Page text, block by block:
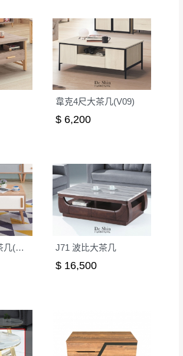
收貨地點搬運過於困難等因素，導致無
本公司除了盡最大努力完成配送外，視
的權利。
的工作安全，賣家無提供吊掛服務，若
他的吊掛方式吊運，費用將由買方自行
組裝、配送的問題，並非一般快速到貨
定特定時間送達，司機當天到貨前皆會
、政府宣布之災害警報等不可抗力情
送人員輸送之安全，本司得視狀況延後
務。
暫無法配合開店前、閉店後時段，並送
貨區為限，恕無法送至指定樓面。
期間，恕暫停百貨公司相關運送 》
務，若需回收家俱可聯絡當地請清潔隊
本司因素致使之汙損破壞，恕無法
貨。
新北市地區固定每周(三)、(日)兩天
敬請見諒！
份商品無維修服務，超過7日鑑賞
使用年限，因客人使用習慣、居家
。若屬人為因素導致商品損壞、零
修)。
內為鑑賞期(注意:鑑賞期非試用期)，
品質瑕疵問題於鑑賞期內退貨之情
需酌收退貨運費。
營業場所及公開場合之商品則無享
年保固之服務。
儘速於三日內完成付款，
獲您的匯款或轉帳通知，商品將不
動取消)。
務，若需回收家具可聯絡當地請清
韋克4尺大茶几(V09)
$ 6,200
希岸4尺推門大茶几(CL-2) J71 波比大茶几
$ 16,500